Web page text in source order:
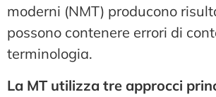
moderni (NMT) producono
possono contenere errori di
terminologia.
La MT utilizza tre approcci